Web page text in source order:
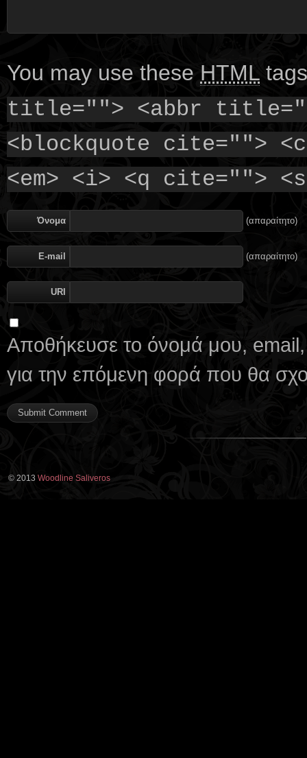
You may use these HTML
title=""> <abbr
<blockquote cite="">
<em> <i> <q cite="">
Όνομα (απαραίτητο)
E-mail (απαραίτητο)
URI
Αποθήκευσε το όνομά μου, email,
για την επόμενη φορά που θα
© 2013 Woodline Saliveros